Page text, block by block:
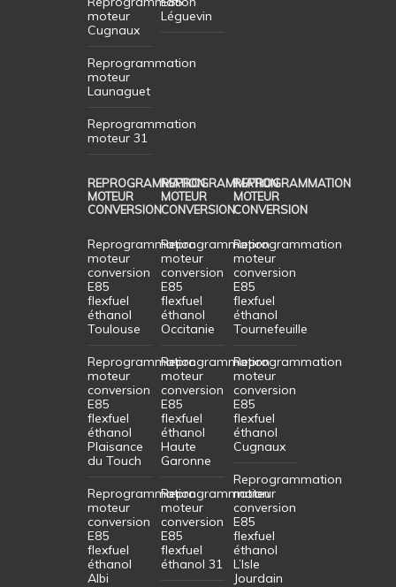
moteur
Cugnaux
Reprogrammation
moteur
Launaguet
Reprogrammation
moteur 31
Léguevin
REPROGRAMMATION
MOTEUR
CONVERSION
Reprogrammation
moteur
conversion
E85
flexfuel
éthanol
Toulouse
Reprogrammation
moteur
conversion
E85
flexfuel
éthanol
Plaisance
du Touch
Reprogrammation
moteur
conversion
E85
flexfuel
éthanol
Albi
REPROGRAMMATION
MOTEUR
CONVERSION
Reprogrammation
moteur
conversion
E85
flexfuel
éthanol
Occitanie
Reprogrammation
moteur
conversion
E85
flexfuel
éthanol
Haute
Garonne
Reprogrammation
moteur
conversion
E85
flexfuel
éthanol 31
REPROGRAMMATION
MOTEUR
CONVERSION
Reprogrammation
moteur
conversion
E85
flexfuel
éthanol
Tournefeuille
Reprogrammation
moteur
conversion
E85
flexfuel
éthanol
Cugnaux
Reprogrammation
moteur
conversion
E85
flexfuel
éthanol
L’Isle
Jourdain